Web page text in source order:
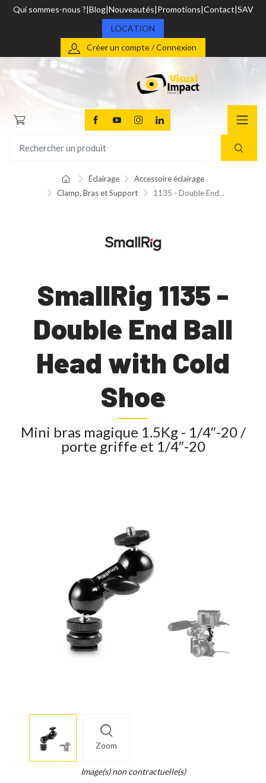
Qui sommes-nous ? Blog Nouveautés Promotions Contact SAV
LOCATION
Créer un compte / Connexion
Éclairage
Accessoire éclairage
Clamp, Bras et Support
1135 - Double End...
SmallRig 1135 -
Double End Ball
Head with Cold
Shoe
Mini bras magique 1.5Kg - 1/4″-20 /
porte griffe et 1/4″-20
Zoom
info
Legend...
Image(s) non contractuelle(s)